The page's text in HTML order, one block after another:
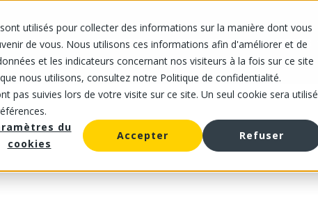
utilisés pour collecter des informations sur la manière dont vous
de vous. Nous utilisons ces informations afin d'améliorer et de
et les indicateurs concernant nos visiteurs à la fois sur ce site
nous utilisons, consultez notre Politique de confidentialité.
pas suivies lors de votre visite sur ce site. Un seul cookie sera utilisé
du
cookies
Accepter Refuser
NOS MAGASINS NOTRE OFFRE À PROPOS DE NOUS CARRIÈRES